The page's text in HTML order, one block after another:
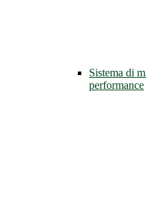
Sistema di
performance